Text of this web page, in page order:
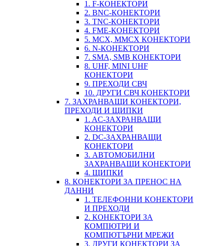
1. F-КОНЕКТОРИ
2. BNC-КОНЕКТОРИ
3. TNC-КОНЕКТОРИ
4. FME-КОНЕКТОРИ
5. MCX, MMCX КОНЕКТОРИ
6. N-КОНЕКТОРИ
7. SMA, SMB КОНЕКТОРИ
8. UHF, MINI UHF
КОНЕКТОРИ
9. ПРЕХОДИ СВЧ
10. ДРУГИ СВЧ КОНЕКТОРИ
7. ЗАХРАНВАЩИ КОНЕКТОРИ,
ПРЕХОДИ И ЩИПКИ
1. AC-ЗАХРАНВАЩИ
КОНЕКТОРИ
2. DC-ЗАХРАНВАЩИ
КОНЕКТОРИ
3. АВТОМОБИЛНИ
ЗАХРАНВАЩИ КОНЕКТОРИ
4. ЩИПКИ
8. КОНЕКТОРИ ЗА ПРЕНОС НА
ДАННИ
1. ТЕЛЕФОННИ КОНЕКТОРИ
И ПРЕХОДИ
2. КОНЕКТОРИ ЗА
КОМПЮТРИ И
КОМПЮТЪРНИ МРЕЖИ
3. ДРУГИ КОНЕКТОРИ ЗА